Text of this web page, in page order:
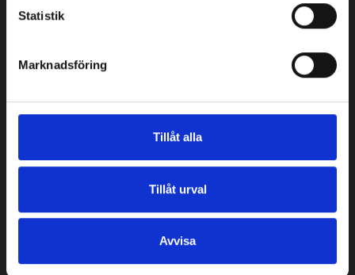
Statistik
Marknadsföring
Tillåt alla
Tillåt urval
Avvisa
Guld Carlsén AB är ett grossistföretag med ett brett
sortiment av smycken i guld och silver samt
Post: BOX 857, 851 24 Sundsvall
order@guldcarlsen.se
Läs vårIntegritetspolicy